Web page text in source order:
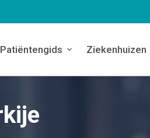
Patiëntengids Ziekenhuizen